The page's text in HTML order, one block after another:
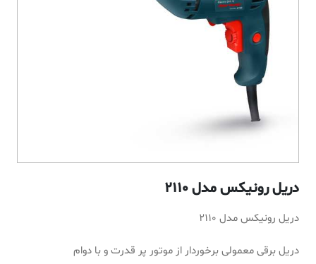
دریل رونیکس مدل 2110
دریل رونیکس مدل 2110
دریل برقی معمولی برخوردار از موتور پر قدرت و با دوام